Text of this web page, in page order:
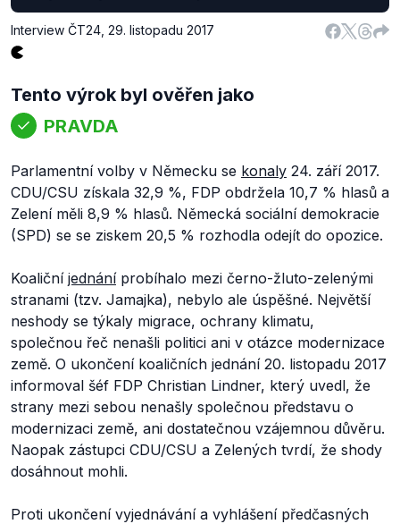
Interview ČT24 29. listopadu 2017
Tento výrok byl ověřen jako
PRAVDA
Parlamentní volby v Německu se konaly 24. září 2017.
CDU/CSU získala 32,9 %, FDP obdržela 10,7 % hlasů a
Zelení měli 8,9 % hlasů. Německá sociální demokracie
(SPD) se se ziskem 20,5 % rozhodla odejít do opozice.
Koaliční jednáníprobíhalo mezi černo-žluto-zelenými
stranami (tzv. Jamajka), nebylo ale úspěšné. Největší
neshody se týkaly migrace, ochrany klimatu,
společnou řeč nenašli politici ani v otázce modernizace
země. O ukončení koaličních jednání 20. listopadu 2017
informoval šéf FDP Christian Lindner, který uvedl, že
strany mezi sebou nenašly společnou představu o
modernizaci země, ani dostatečnou vzájemnou důvěru.
Naopak zástupci CDU/CSU a Zelených tvrdí, že shody
dosáhnout mohli.
Proti ukončení vyjednávání a vyhlášení předčasných